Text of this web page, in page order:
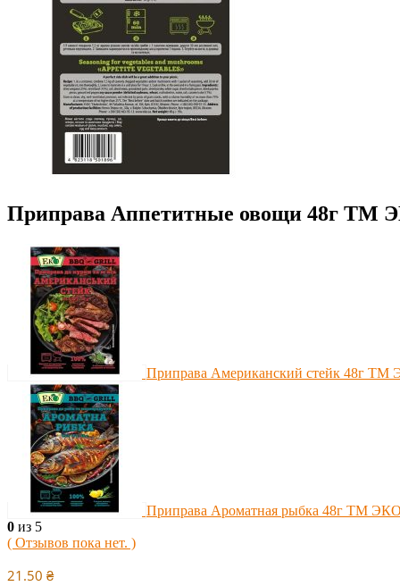
Приправа Аппетитные овощи 48г ТМ
Приправа Американский стейк 48г ТМ
Приправа Ароматная рыбка 48г ТМ
0 из 5
( Отзывов пока нет. )
21.50 ₴